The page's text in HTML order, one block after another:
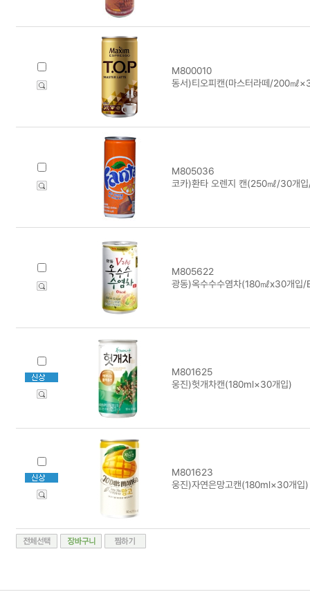
M800010
동서)티오피캔(마스터라떼/200㎖
M805036
코카)환타 오렌지 캔(250㎖/30개
M805622
광동)옥수수수염차(180㎖x30개입/
M801625
웅진)헛개차캔(180ml×30개입)
M801623
웅진)자연은망고캔(180ml×30개입)